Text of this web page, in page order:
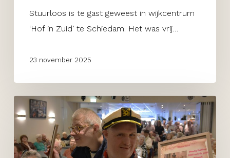
Stuurloos is te gast geweest in wijkcentrum
‘Hof in Zuid’ te Schiedam. Het was vrij…
23 november 2025
Finale
Battle
of
the